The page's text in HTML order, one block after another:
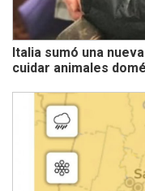
Italia sumó una
cuidar animales